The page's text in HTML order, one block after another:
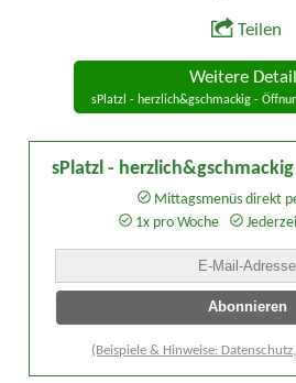
Teilen
Weitere
sPlatzl - herzlich&gschmackig -
sPlatzl -
Mittagsmenüs direkt
1x pro Woche
(Beispiele & Hinweise: